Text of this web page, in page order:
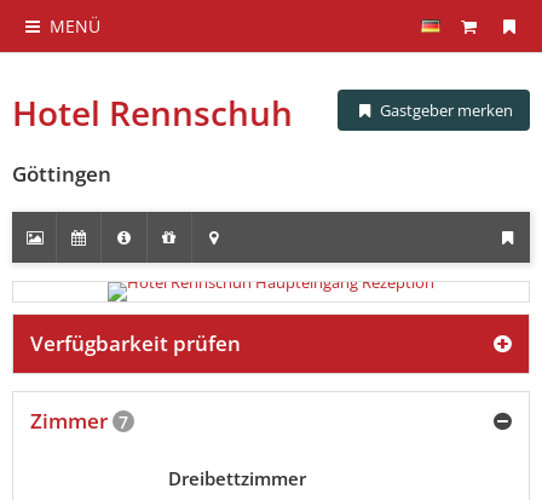
MENÜ
Hotel Rennschuh Gastgeber merken
Göttingen
Verfügbarkeit prüfen
Zimmer 7
Dreibettzimmer